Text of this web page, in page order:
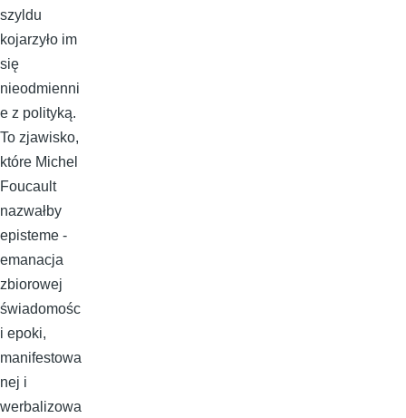
szyldu
kojarzyło im
się
nieodmienni
e z polityką.
To zjawisko,
które Michel
Foucault
nazwałby
episteme -
emanacja
zbiorowej
świadomośc
i epoki,
manifestowa
nej i
werbalizowa